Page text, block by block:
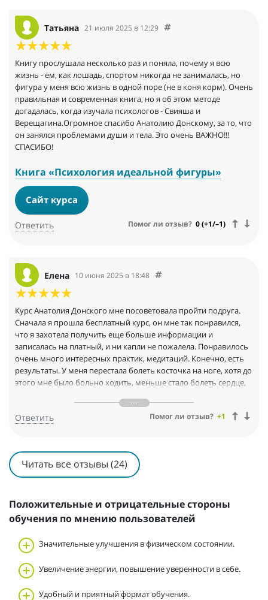
Татьяна 21 июля 2025 в 12:29
Книгу прослушала несколько раз и поняла, почему я всю
жизнь - ем, как лошадь, спортом никогда не занималась, но
фигура у меня всю жизнь в одной поре (не в коня корм). Очень
правильная и современная книга, но я об этом методе
догадалась, когда изучала психологов - Свияша и
Верещагина.Огромное спасибо Анатолию Донскому, за то, что
он занялся проблемами души и тела. Это очень ВАЖНО!!!
СПАСИБО!
Книга «Психология идеальной фигуры»
Сайт курса
Ответить Помог ли отзыв? 0 (+1/–1)
Елена 10 июня 2025 в 18:48
Курс Анатолия Донского мне посоветовала пройти подруга.
Сначала я прошла бесплатный курс, он мне так понравился,
что я захотела получить еще больше информации и
записалась на платный, и ни капли не пожалела. Понравилось
очень много интересных практик, медитаций. Конечно, есть
результаты. У меня перестала болеть косточка на ноге, хотя до
этого мне было больно ходить, меньше стало болеть сердце,
результаты и в отношениях с людьми: у меня улучшились
отношения с начальницей, с сотрудниками, с мужем.
Ответить Помог ли отзыв? +1
Читать все отзывы (24)
Положительные и отрицательные стороны
обучения по мнению пользователей
Значительные улучшения в физическом состоянии.
Увеличение энергии, повышение уверенности в себе.
Удобный и приятный формат обучения.